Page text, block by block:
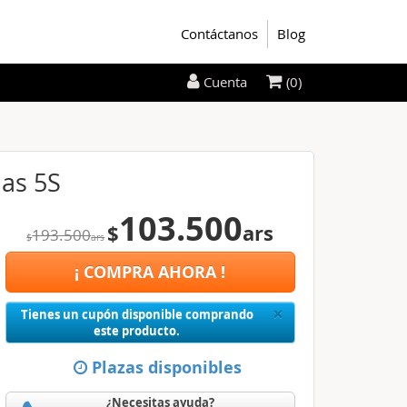
Contáctanos Blog
5S
$193.500ars $103.500ars
¡ COMPRA AHORA !
×Close
Tienes un cupón disponible comprando
este producto.
Plazas disponibles
¿Necesitas ayuda?
Cuenta (0)